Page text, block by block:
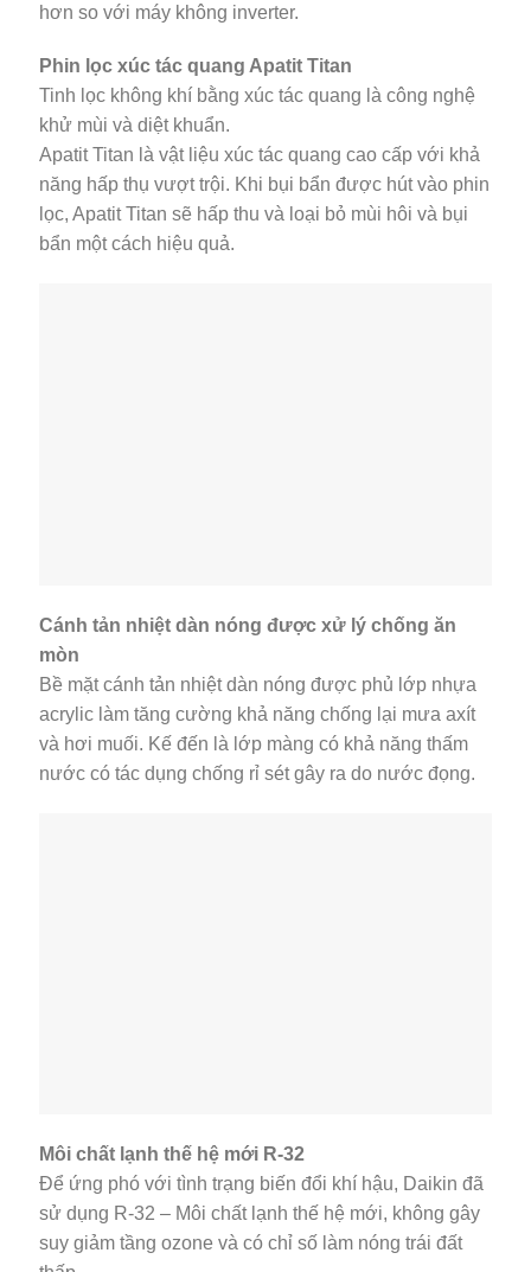
hơn so với máy không inverter.
Phin lọc xúc tác quang Apatit Titan
Tinh lọc không khí bằng xúc tác quang là công nghệ
khử mùi và diệt khuẩn.
Apatit Titan là vật liệu xúc tác quang cao cấp với khả
năng hấp thụ vượt trội. Khi bụi bẩn được hút vào phin
lọc, Apatit Titan sẽ hấp thu và loại bỏ mùi hôi và bụi
bẩn một cách hiệu quả.
Cánh tản nhiệt dàn nóng được xử lý chống ăn
mòn
Bề mặt cánh tản nhiệt dàn nóng được phủ lớp nhựa
acrylic làm tăng cường khả năng chống lại mưa axít
và hơi muối. Kế đến là lớp màng có khả năng thấm
nước có tác dụng chống rỉ sét gây ra do nước đọng.
Môi chất lạnh thế hệ mới R-32
Để ứng phó với tình trạng biến đổi khí hậu, Daikin đã
sử dụng R-32 – Môi chất lạnh thế hệ mới, không gây
suy giảm tầng ozone và có chỉ số làm nóng trái đất